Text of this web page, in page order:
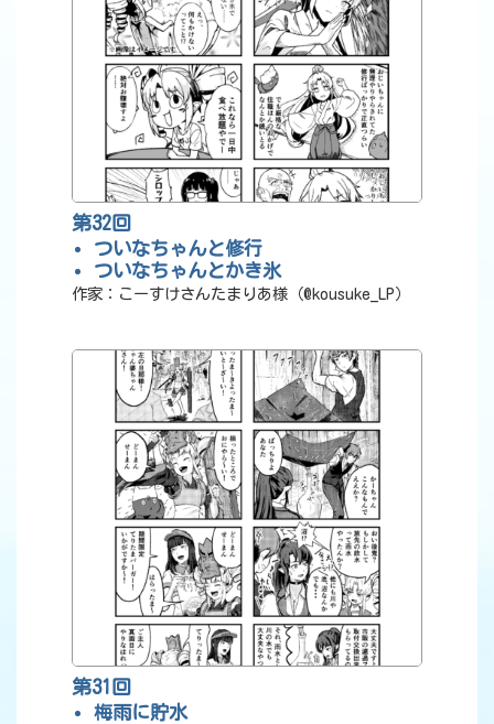
第32回
ついなちゃんと修行
ついなちゃんとかき氷
作家：こーすけさんたまりあ様（@kousuke_LP）
第31回
梅雨に貯水